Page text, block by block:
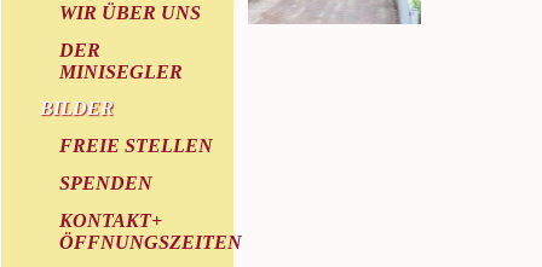
WIR ÜBER UNS
DER
MINISEGLER
BILDER
FREIE STELLEN
SPENDEN
KONTAKT+
ÖFFNUNGSZEITEN